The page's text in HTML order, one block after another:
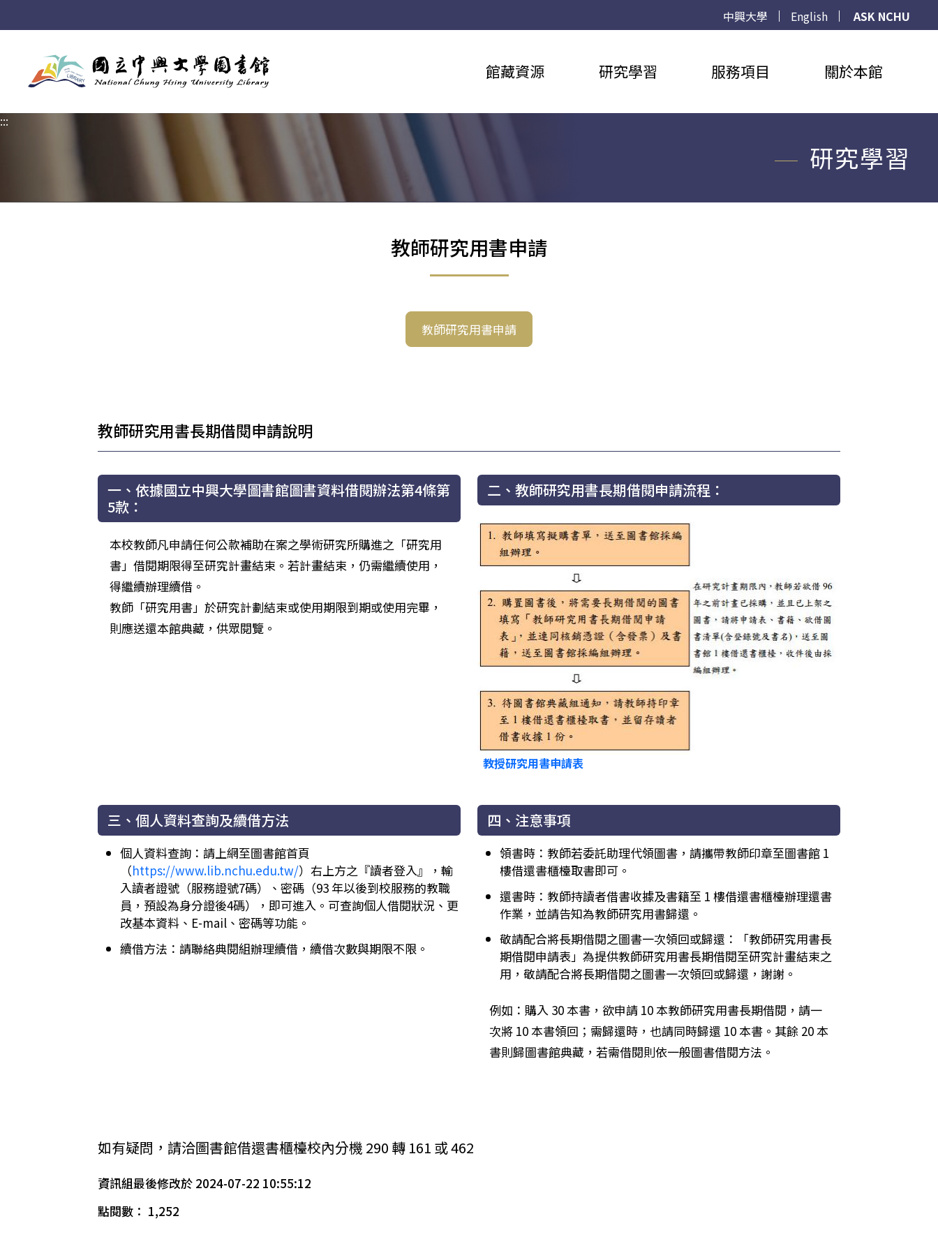
中興大學 English
ASK NCHU
館藏資源 研究學習 服務項目 關於本館
:::
研究學習
教師研究用書申請
教師研究用書申請
教師研究用書長期借閱申請說明
一、依據國立中興大學圖書館圖書資料借閱辦法第4條第
5款：
本校教師凡申請任何公款補助在案之學術研究所購進之「研究用
書」借閱期限得至研究計畫結束。若計畫結束，仍需繼續使用，
得繼續辦理續借。
教師「研究用書」於研究計劃結束或使用期限到期或使用完畢，
則應送還本館典藏，供眾閱覽。
二、教師研究用書長期借閱申請流程：
教授研究用書申請表
三、個人資料查詢及續借方法
個人資料查詢：請上網至圖書館首頁
（https://www.lib.nchu.edu.tw/）右上方之『讀者登入』，輸
入讀者證號（服務證號7碼）、密碼（93 年以後到校服務的教職
員，預設為身分證後4碼），即可進入。可查詢個人借閱狀況、更
改基本資料、E-mail、密碼等功能。
續借方法：請聯絡典閱組辦理續借，續借次數與期限不限。
四、注意事項
領書時：教師若委託助理代領圖書，請攜帶教師印章至圖書館 1
樓借還書櫃檯取書即可。
還書時：教師持讀者借書收據及書籍至 1 樓借還書櫃檯辦理還書
作業，並請告知為教師研究用書歸還。
敬請配合將長期借閱之圖書一次領回或歸還：「教師研究用書長
期借閱申請表」為提供教師研究用書長期借閱至研究計畫結束之
用，敬請配合將長期借閱之圖書一次領回或歸還，謝謝。
例如：購入 30 本書，欲申請 10 本教師研究用書長期借閱，請一
次將 10 本書領回；需歸還時，也請同時歸還 10 本書。其餘 20 本
書則歸圖書館典藏，若需借閱則依一般圖書借閱方法。
如有疑問，請洽圖書館借還書櫃檯校內分機 290 轉 161 或 462
資訊組最後修改於 2024-07-22 10:55:12
點閱數： 1,252